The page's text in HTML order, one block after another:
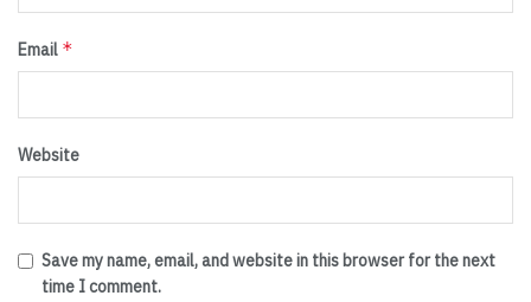
Email *
Website
Save my name, email, and website in this browser for the next
time I comment.